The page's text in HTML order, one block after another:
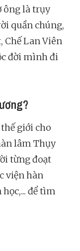
ông là trụy
quần chúng,
Chế Lan Viên
đời mình đi
giới cho
lâm Thụy
từng đoạt
viện hàn
để tìm